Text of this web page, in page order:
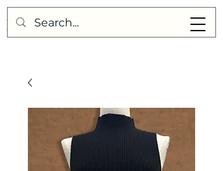
Points de Suture